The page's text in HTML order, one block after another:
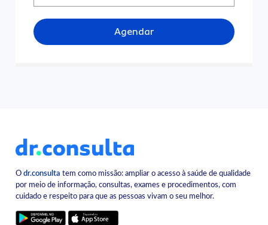
Agendar
Odr.consulta tem como missão: ampliar o acesso à saúde de qualidade
por meio de informação, consultas, exames e procedimentos, com
cuidado e respeito para que as pessoas vivam o seu melhor.